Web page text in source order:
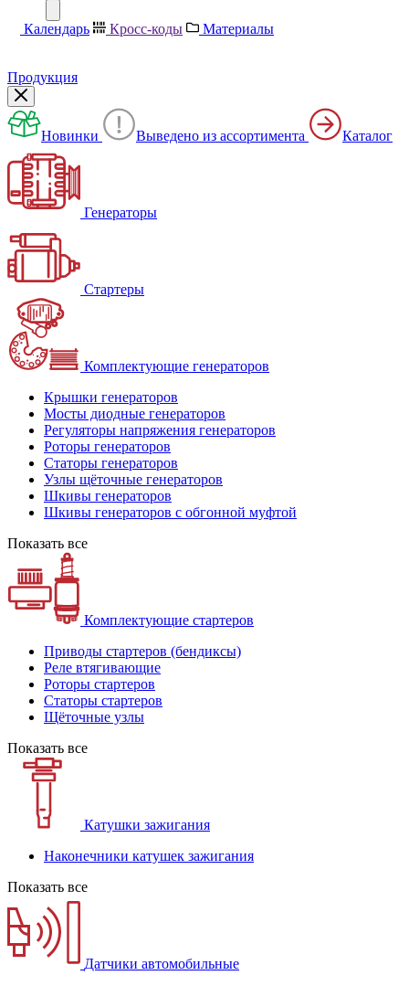
Календарь Кросс-коды Материалы
Продукция
Новинки Выведено из ассортимента Каталог
Генераторы
Стартеры
Комплектующие генераторов
Крышки генераторов
Мосты диодные генераторов
Регуляторы напряжения генераторов
Роторы генераторов
Статоры генераторов
Узлы щёточные генераторов
Шкивы генераторов
Шкивы генераторов с обгонной муфтой
Показать все
Комплектующие стартеров
Приводы стартеров (бендиксы)
Реле втягивающие
Роторы стартеров
Статоры стартеров
Щёточные узлы
Показать все
Катушки зажигания
Наконечники катушек зажигания
Показать все
Датчики автомобильные